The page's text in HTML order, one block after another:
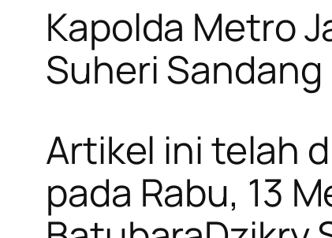
Kapolda Metro
Suheri
Artikel ini telah
pada Rabu, 13